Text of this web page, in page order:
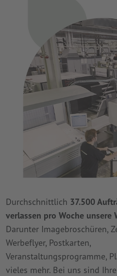
Durchschnittlich 37.500
verlassen pro Woche unsere
Darunter Imagebroschüren,
Werbeflyer, Postkarten,
Veranstaltungsprogramme,
vieles mehr. Bei uns sind Ihre